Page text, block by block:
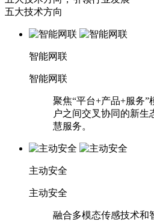
五大技术方向
智能网联
智能网联
聚焦“平台+产品+服务”
户之间交叉协同的新生
慧服务。
主动安全
主动安全
融合多模态传感技术和